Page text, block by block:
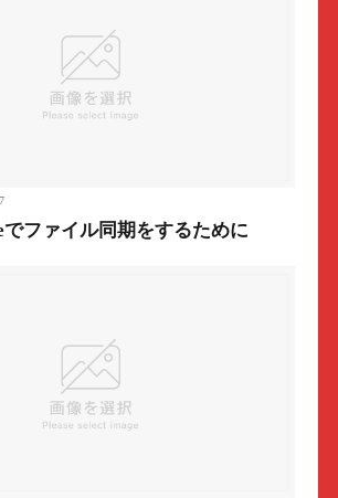
ファイル同期をするために